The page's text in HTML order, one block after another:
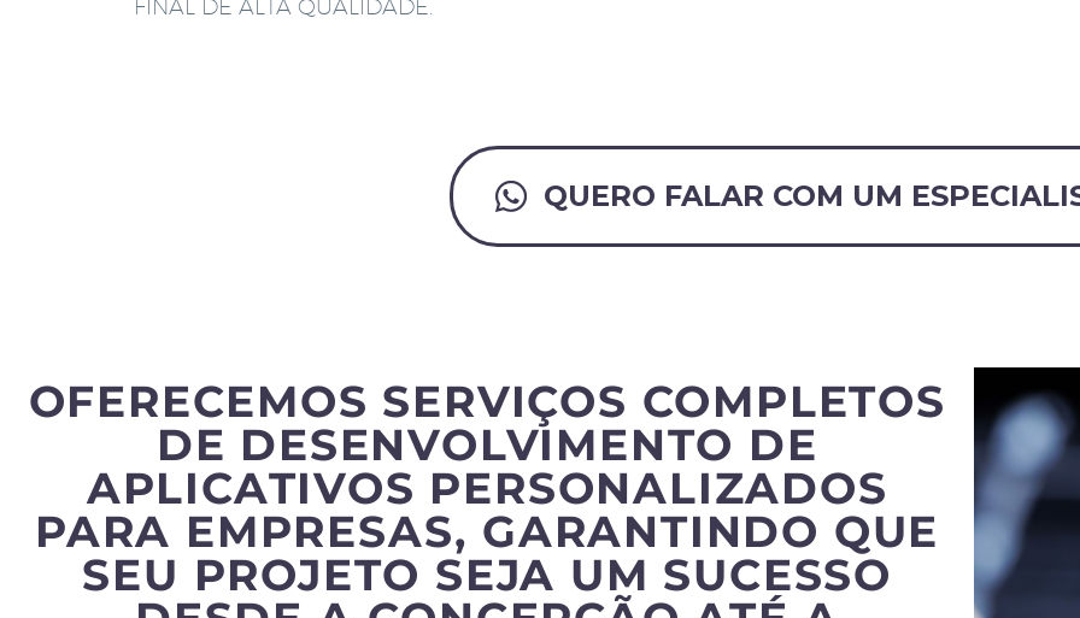
FINAL DE ALTA QUALIDADE.
QUERO FALAR COM UM
OFERECEMOS SERVIÇOS COMPLETOS
DE DESENVOLVIMENTO DE
APLICATIVOS PERSONALIZADOS
PARA EMPRESAS, GARANTINDO QUE
SEU PROJETO SEJA UM SUCESSO